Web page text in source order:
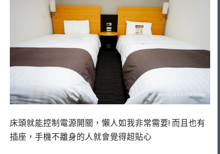
床頭就能控制電源開關，懶人如我非常需要! 而且也有
插座，手機不離身的人就會覺得超貼心